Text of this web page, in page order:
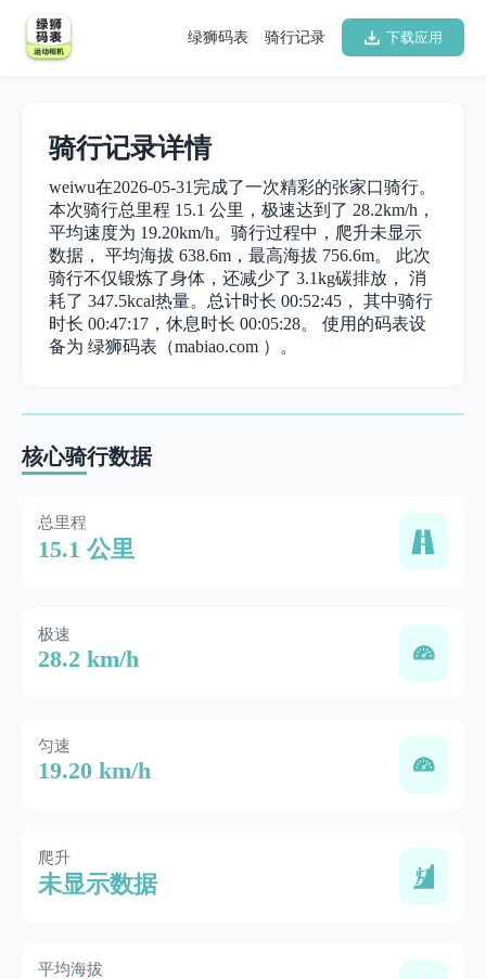
下载应用
骑行记录
绿狮码表
骑行记录详情
weiwu在2026-05-31完成了一次精彩的张家口骑行。
本次骑行总里程 15.1 公里，极速达到了 28.2km/h，
平均速度为 19.20km/h。骑行过程中，爬升未显示
数据， 平均海拔 638.6m，最高海拔 756.6m。 此次
骑行不仅锻炼了身体，还减少了 3.1kg碳排放， 消
耗了 347.5kcal热量。总计时长 00:52:45， 其中骑行
时长 00:47:17，休息时长 00:05:28。 使用的码表设
备为 绿狮码表（mabiao.com ）。
核心骑行数据
总里程
15.1 公里
极速
28.2 km/h
匀速
19.20 km/h
爬升
未显示数据
平均海拔